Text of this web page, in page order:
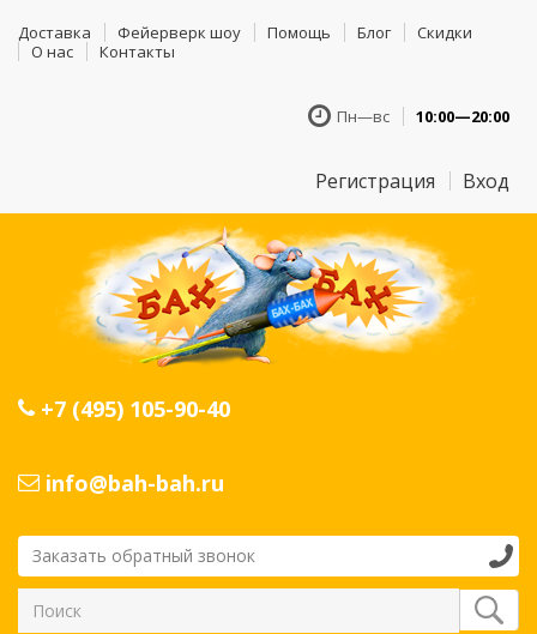
Доставка Фейерверк шоу Помощь Блог
Скидки
О нас
Контакты
Пн—вс 10:00—20:00
Регистрация Вход
+7 (495) 105-90-40
info@bah-bah.ru
Заказать обратный звонок